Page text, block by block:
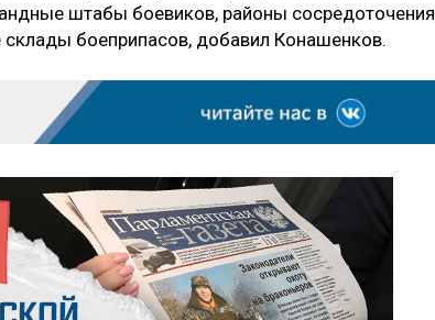
штабы боевиков, районы сосредоточения
склады боеприпасов, добавил Конашенков.